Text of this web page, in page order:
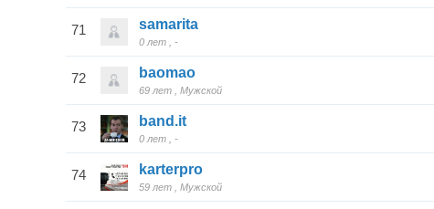
71 samarita
0 лет -
72 baomao
69 лет Мужской
73 band.it
0 лет -
74 karterpro
59 лет Мужской